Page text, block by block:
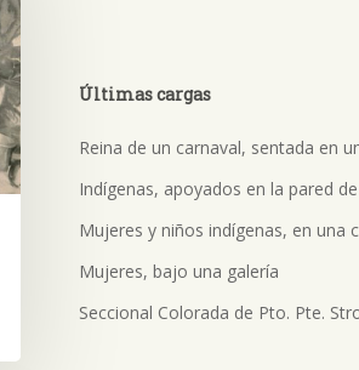
Últimas cargas
Reina de un carnaval, sentada en
Indígenas, apoyados en la pared
Mujeres y niños indígenas, en una
Mujeres, bajo una galería
Seccional Colorada de Pto. Pte.